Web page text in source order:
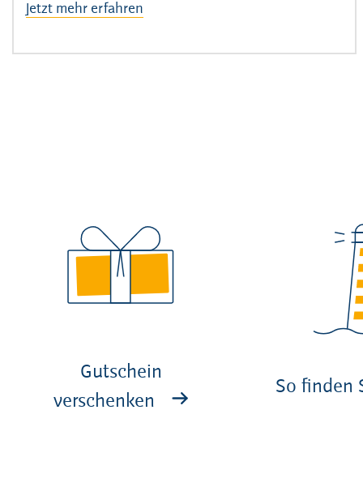
Jetzt mehr erfahren
Gutschein
verschenken
So finden